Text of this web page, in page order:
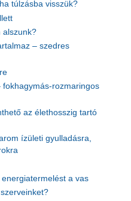
túlzásba visszük?
alszunk?
– szedres
rozmaringos
az élethosszig tartó
ízületi gyulladásra,
a vas